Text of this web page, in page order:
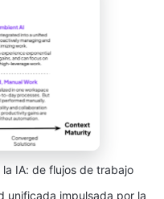
IA: de flujos de trabajo
unificada impulsada por la